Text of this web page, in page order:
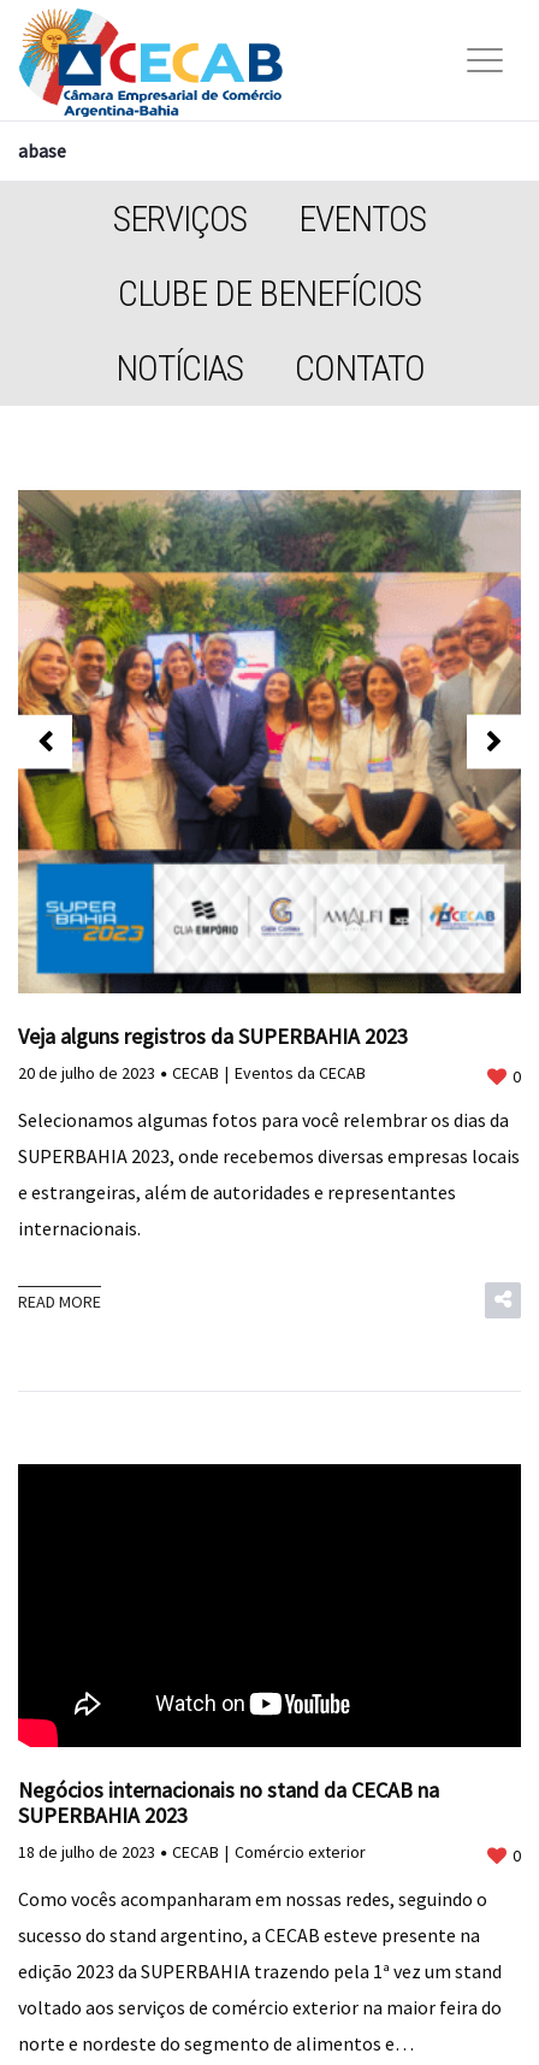
abase
SERVIÇOS
EVENTOS
CLUBE DE BENEFÍCIOS
NOTÍCIAS
CONTATO
Veja alguns registros da SUPERBAHIA 2023
20 de julho de 2023 CECAB Eventos da CECAB 0
Selecionamos algumas fotos para você relembrar os dias da
SUPERBAHIA 2023, onde recebemos diversas empresas locais
e estrangeiras, além de autoridades e representantes
internacionais.
READ MORE
Negócios internacionais no stand da CECAB na
SUPERBAHIA 2023
18 de julho de 2023 CECAB Comércio exterior 0
Como vocês acompanharam em nossas redes, seguindo o
sucesso do stand argentino, a CECAB esteve presente na
edição 2023 da SUPERBAHIA trazendo pela 1ª vez um stand
voltado aos serviços de comércio exterior na maior feira do
norte e nordeste do segmento de alimentos e…